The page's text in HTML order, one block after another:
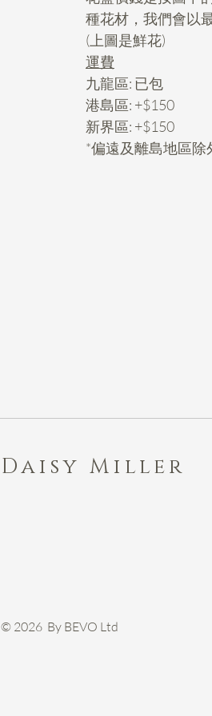
種花材，我們會以
(上圖是鮮花)
運費
九龍區: 已包
港島區: +$150
新界區: +$150
*偏遠及離島地區
Daisy Miller
© 2026 By BEVO Ltd